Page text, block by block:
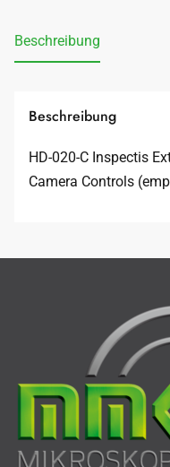
Beschreibung
Beschreibung
HD-020-C Inspectis
Camera Controls